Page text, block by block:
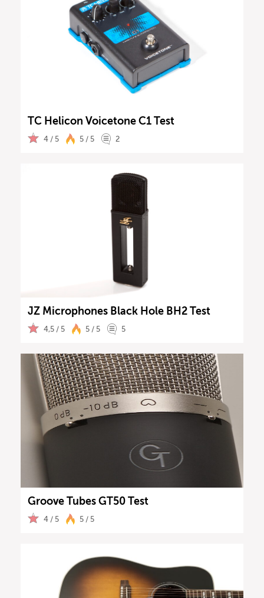
TC Helicon Voicetone C1 Test
4 / 5 5 / 5 2
JZ Microphones Black Hole BH2 Test
4,5 / 5 5 / 5 5
Groove Tubes GT50 Test
4 / 5 5 / 5